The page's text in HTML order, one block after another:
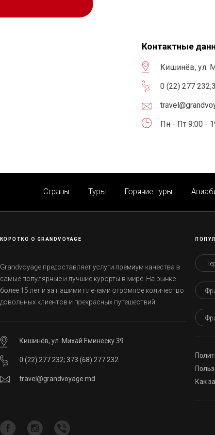
Контактные
Кишинёв, ул.
0 (22) 277 232;
Пн - Пт 9:00 -
Страны Туры Горячие туры
КОРОТКО О GRANDVOYAGE
Grandvoyage предоставляет услуги премиум качества в
самые популярные и лучшие курорты в мире. На рынке
более 15 лет и за нашими плечами огромное количество
довольных клиентов и прекрасных путешествий.
Кишинёв, ул. Михай Еминеску 39
0 (22) 277 232; 373 (68) 277 232
travel@grandvoyage.md
Как